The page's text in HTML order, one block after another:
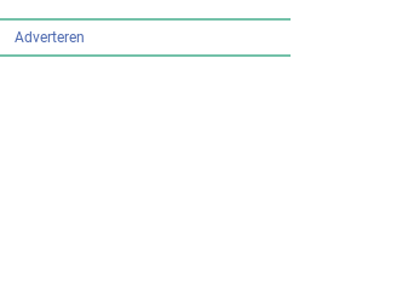
Adverteren